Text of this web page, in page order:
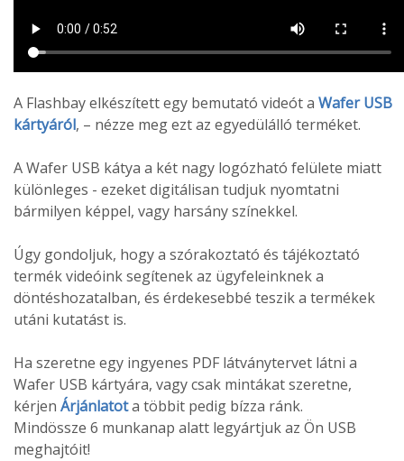
A Flashbay elkészített egy bemutató videót a Wafer USB
kártyáról, – nézze meg ezt az egyedülálló terméket.
A Wafer USB kátya a két nagy logózható felülete miatt
különleges - ezeket digitálisan tudjuk nyomtatni
bármilyen képpel, vagy harsány színekkel.
Úgy gondoljuk, hogy a szórakoztató és tájékoztató
termék videóink segítenek az ügyfeleinknek a
döntéshozatalban, és érdekesebbé teszik a termékek
utáni kutatást is.
Ha szeretne egy ingyenes PDF látványtervet látni a
Wafer USB kártyára, vagy csak mintákat szeretne,
kérjen Árjánlatota többit pedig bízza ránk.
Mindössze 6 munkanap alatt legyártjuk az Ön USB
meghajtóit!